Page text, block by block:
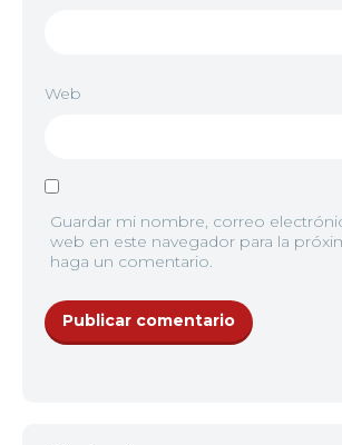
Web
Guardar mi nombre, correo
web en este navegador para la
haga un comentario.